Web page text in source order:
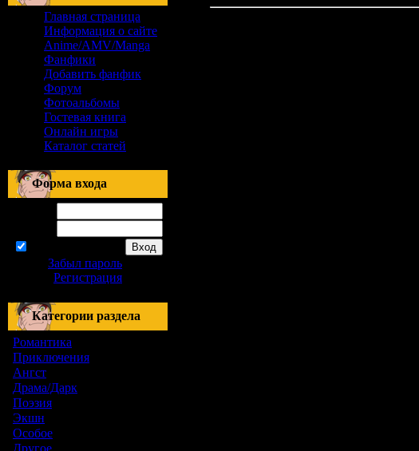
Главная страница
Информация о сайте
Anime/AMV/Manga
Фанфики
Добавить фанфик
Форум
Фотоальбомы
Гостевая книга
Онлайн игры
Каталог статей
Форма входа
Забыл пароль
Регистрация
Категории раздела
Романтика
Приключения
Ангст
Драма/Дарк
Поэзия
Экшн
Особое
Другое